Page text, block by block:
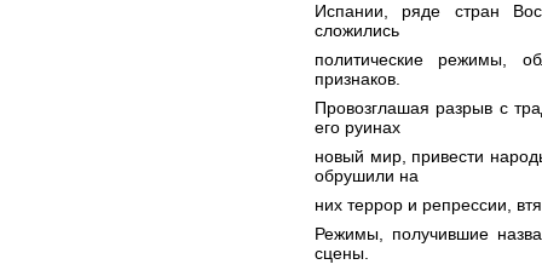
Испании, ряде стран
сложились
политические режимы,
признаков.
Провозглашая разрыв с
его руинах
новый мир, привести
обрушили на
них террор и репрессии,
Режимы, получившие
сцены.